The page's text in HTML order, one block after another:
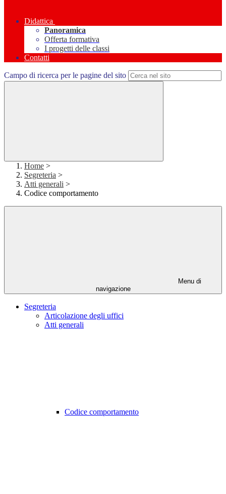
Didattica
Panoramica
Offerta formativa
I progetti delle classi
Contatti
Campo di ricerca per le pagine del sito
Home >
Segreteria >
Atti generali >
Codice comportamento
Menu di
navigazione
Segreteria
Articolazione degli uffici
Atti generali
Codice comportamento